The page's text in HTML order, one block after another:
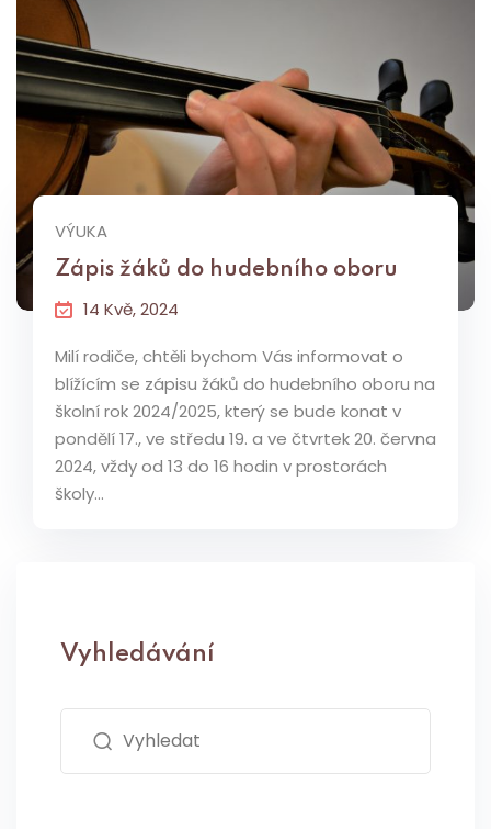
VÝUKA
Zápis žáků do hudebního oboru
14 Kvě, 2024
Milí rodiče, chtěli bychom Vás informovat o
blížícím se zápisu žáků do hudebního oboru na
školní rok 2024/2025, který se bude konat v
pondělí 17., ve středu 19. a ve čtvrtek 20. června
2024, vždy od 13 do 16 hodin v prostorách
školy...
Vyhledávání